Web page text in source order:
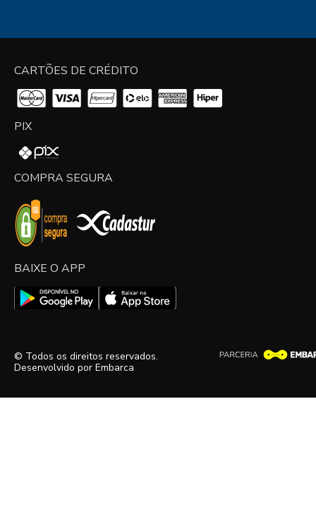
CARTÕES DE CRÉDITO
PIX
COMPRA SEGURA
BAIXE O APP
© Todos os direitos reservados.
Desenvolvido por Embarca